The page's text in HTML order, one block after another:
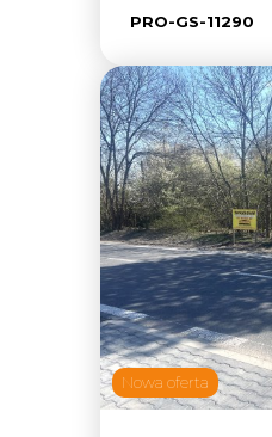
PRO-GS-11290
Nowa oferta